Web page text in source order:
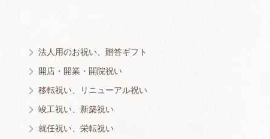
法人用のお祝い、贈答ギフト
開店・開業・開院祝い
移転祝い、リニューアル祝い
竣工祝い、新築祝い
就任祝い、栄転祝い